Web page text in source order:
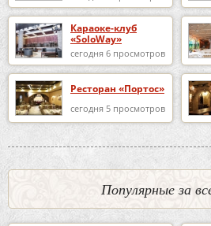
Караоке-клуб
«SoloWay»
сегодня 6 просмотров
Ресторан «Портос»
сегодня 5 просмотров
Популярные за